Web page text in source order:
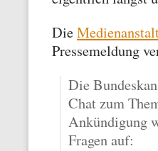
Die
Pressemeldung
Die
Chat zum
Ankündigung
Fragen auf: